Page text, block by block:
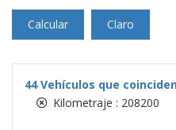
Calcular Claro
44 Vehículos que
Kilometraje : 208200